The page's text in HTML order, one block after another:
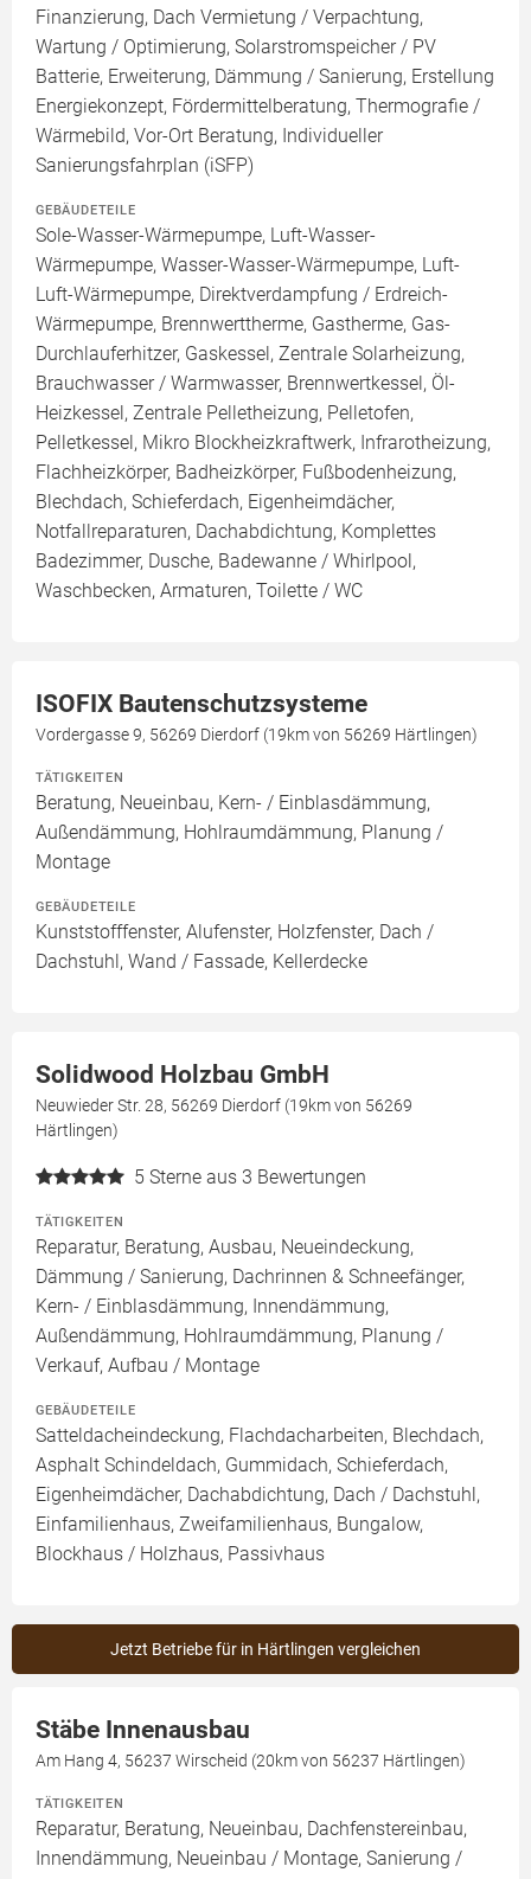
Finanzierung, Dach Vermietung / Verpachtung,
Wartung / Optimierung, Solarstromspeicher / PV
Batterie, Erweiterung, Dämmung / Sanierung, Erstellung
Energiekonzept, Fördermittelberatung, Thermografie /
Wärmebild, Vor-Ort Beratung, Individueller
Sanierungsfahrplan (iSFP)
GEBÄUDETEILE
Sole-Wasser-Wärmepumpe, Luft-Wasser-
Wärmepumpe, Wasser-Wasser-Wärmepumpe, Luft-
Luft-Wärmepumpe, Direktverdampfung / Erdreich-
Wärmepumpe, Brennwerttherme, Gastherme, Gas-
Durchlauferhitzer, Gaskessel, Zentrale Solarheizung,
Brauchwasser / Warmwasser, Brennwertkessel, Öl-
Heizkessel, Zentrale Pelletheizung, Pelletofen,
Pelletkessel, Mikro Blockheizkraftwerk, Infrarotheizung,
Flachheizkörper, Badheizkörper, Fußbodenheizung,
Blechdach, Schieferdach, Eigenheimdächer,
Notfallreparaturen, Dachabdichtung, Komplettes
Badezimmer, Dusche, Badewanne / Whirlpool,
Waschbecken, Armaturen, Toilette / WC
ISOFIX Bautenschutzsysteme
Vordergasse 9, 56269 Dierdorf (19km von 56269 Härtlingen)
TÄTIGKEITEN
Beratung, Neueinbau, Kern- / Einblasdämmung,
Außendämmung, Hohlraumdämmung, Planung /
Montage
GEBÄUDETEILE
Kunststofffenster, Alufenster, Holzfenster, Dach /
Dachstuhl, Wand / Fassade, Kellerdecke
Solidwood Holzbau GmbH
Neuwieder Str. 28, 56269 Dierdorf (19km von 56269
Härtlingen)
5 Sterne aus 3 Bewertungen
TÄTIGKEITEN
Reparatur, Beratung, Ausbau, Neueindeckung,
Dämmung / Sanierung, Dachrinnen & Schneefänger,
Kern- / Einblasdämmung, Innendämmung,
Außendämmung, Hohlraumdämmung, Planung /
Verkauf, Aufbau / Montage
GEBÄUDETEILE
Satteldacheindeckung, Flachdacharbeiten, Blechdach,
Asphalt Schindeldach, Gummidach, Schieferdach,
Eigenheimdächer, Dachabdichtung, Dach / Dachstuhl,
Einfamilienhaus, Zweifamilienhaus, Bungalow,
Blockhaus / Holzhaus, Passivhaus
Jetzt Betriebe für in Härtlingen vergleichen
Stäbe Innenausbau
Am Hang 4, 56237 Wirscheid (20km von 56237 Härtlingen)
TÄTIGKEITEN
Reparatur, Beratung, Neueinbau, Dachfenstereinbau,
Innendämmung, Neueinbau / Montage, Sanierung /